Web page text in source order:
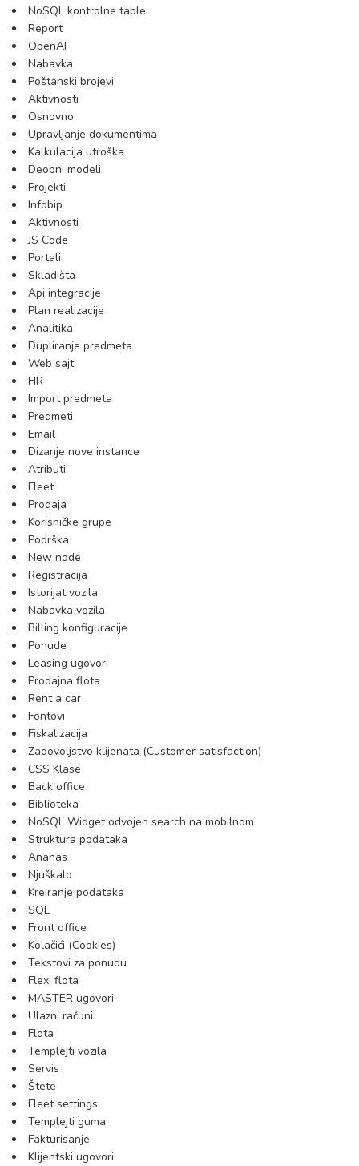
NoSQL kontrolne table
Report
OpenAI
Nabavka
Poštanski brojevi
Aktivnosti
Osnovno
Upravljanje dokumentima
Kalkulacija utroška
Deobni modeli
Projekti
Infobip
Aktivnosti
JS Code
Portali
Skladišta
Api integracije
Plan realizacije
Analitika
Dupliranje predmeta
Web sajt
HR
Import predmeta
Predmeti
Email
Dizanje nove instance
Atributi
Fleet
Prodaja
Korisničke grupe
Podrška
New node
Registracija
Istorijat vozila
Nabavka vozila
Billing konfiguracije
Ponude
Leasing ugovori
Prodajna flota
Rent a car
Fontovi
Fiskalizacija
Zadovoljstvo klijenata (Customer satisfaction)
CSS Klase
Back office
Biblioteka
NoSQL Widget odvojen search na mobilnom
Struktura podataka
Ananas
Njuškalo
Kreiranje podataka
SQL
Front office
Kolačići (Cookies)
Tekstovi za ponudu
Flexi flota
MASTER ugovori
Ulazni računi
Flota
Templejti vozila
Servis
Štete
Fleet settings
Templejti guma
Fakturisanje
Klijentski ugovori